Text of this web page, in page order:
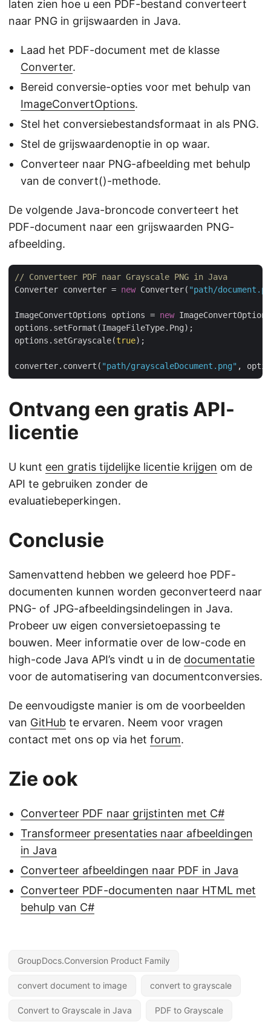
laten zien hoe u een PDF-bestand converteert
naar PNG in grijswaarden in Java.
Laad het PDF-document met de klasse
Converter.
Bereid conversie-opties voor met behulp van
ImageConvertOptions.
Stel het conversiebestandsformaat in als PNG.
Stel de grijswaardenoptie in op waar.
Converteer naar PNG-afbeelding met behulp
van de convert()-methode.
De volgende Java-broncode converteert het
PDF-document naar een grijswaarden PNG-
afbeelding.
// Converteer PDF naar Grayscale PNG in Java
Converter converter = new Converter( "path/
ImageConvertOptions options = new
options.setFormat(ImageFileType.Png);
options.setGrayscale(true);
converter.convert( "path/grayscaleDocument.png"
Ontvang een gratis API-
licentie
U kunt een gratis tijdelijke licentie krijgen om de
API te gebruiken zonder de
evaluatiebeperkingen.
Conclusie
Samenvattend hebben we geleerd hoe PDF-
documenten kunnen worden geconverteerd naar
PNG- of JPG-afbeeldingsindelingen in Java.
Probeer uw eigen conversietoepassing te
bouwen. Meer informatie over de low-code en
high-code Java API’s vindt u in de documentatie
voor de automatisering van documentconversies.
De eenvoudigste manier is om de voorbeelden
van GitHub te ervaren. Neem voor vragen
contact met ons op via het forum.
Zie ook
Converteer PDF naar grijstinten met C#
Transformeer presentaties naar afbeeldingen
in Java
Converteer afbeeldingen naar PDF in Java
Converteer PDF-documenten naar HTML met
behulp van C#
GroupDocs.Conversion Product Family
convert document to image convert to grayscale
Convert to Grayscale in Java PDF to Grayscale